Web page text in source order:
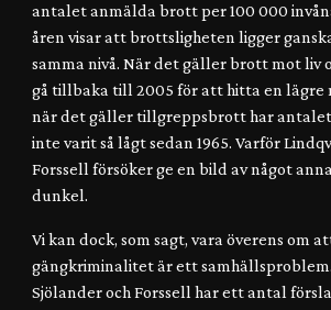
antalet anmälda brott per 100 000
åren visar att brottsligheten ligger
samma nivå. När det gäller brott mot liv
gå tillbaka till 2005 för att hitta en lägre
när det gäller tillgreppsbrott har
inte varit så lågt sedan 1965. Varför
Forssell försöker ge en bild av något
dunkel.
Vi kan dock, som sagt, vara överens om
gängkriminalitet är ett
Sjölander och Forssell har ett antal